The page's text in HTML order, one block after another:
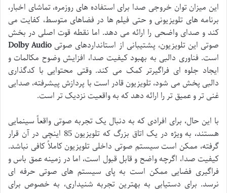
این میزان توان خروجی صدا برای استفاده های روزمره، تماشای اخبار،
برنامه های تلویزیونی و حتی فیلم ها در فضاهای متوسط، کفایت می
کند و صدای واضحی را ارائه می دهد. اما نقطه قوت اصلی در بخش
صوتی این تلویزیون، پشتیبانی از استانداردهای صوتیDolby Audio
است. فناوری دالبی به بهبود کیفیت صدا، افزایش وضوح مکالمات و
ایجاد جلوه ای فراگیرتر کمک می کند. وقتی محتوایی با کدگذاری
دالبی پخش می شود، تلویزیون قادر است با پردازش پیشرفته، صدایی
غنی تر و عمیق تر را ارائه دهد که به واقعیت نزدیک تر است.
با این حال، برای افرادی که به دنبال یک تجربه صوتی واقعاً سینمایی
هستند، به ویژه در یک اتاق بزرگ که تلویزیون 85 اینچی در آن قرار
گرفته، ممکن است سیستم صوتی داخلی تلویزیون کاملاً کافی نباشد.
کیفیت صدا، اگرچه واضح و قابل قبول است، اما در زمینه عمق باس و
فراگیری فضایی ممکن است به پای سیستم های صوتی حرفه ای
نرسد. برای دستیابی به بهترین تجربه شنیداری، به خصوص برای